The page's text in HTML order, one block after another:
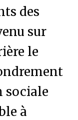
des
sur
le
sociale
à